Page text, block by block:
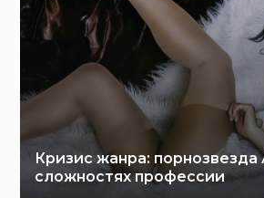
Кризис жанра: порнозвезда
сложностях профессии